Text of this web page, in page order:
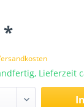
*
Lieferzeit